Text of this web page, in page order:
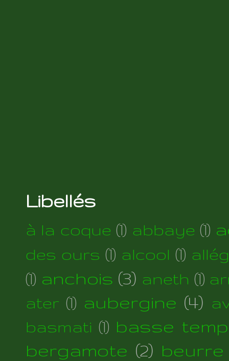
Libellés
à la coque (1) abbaye (1)
des ours (1) alcool (1)
(1) anchois (3) aneth (1)
ater (1) aubergine (4)
basmati (1) basse
bergamote (2) beurre